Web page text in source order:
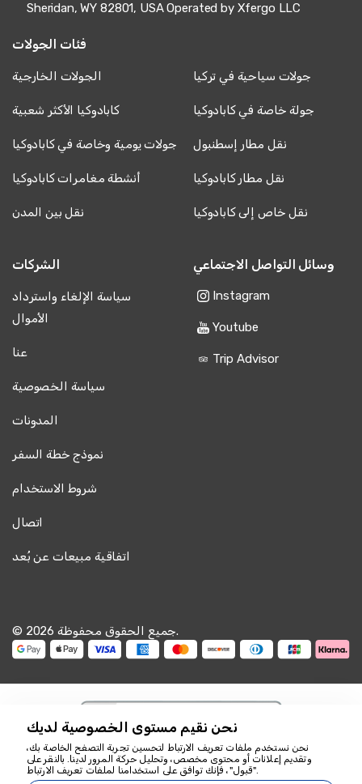
Sheridan, WY 82801, USA Operated by Xfergo LLC
فئات الجولات
الجولات الخارجية جولات سياحية في تركيا
كابادوكيا الأكثر شعبية جولة خاصة في كابادوكيا
جولات يومية وخاصة في كابادوكيا نقل مطار إسطنبول
أنشطة مغامرات كابادوكيا نقل مطار كابادوكيا
نقل بين المدن نقل خاص إلى كابادوكيا
الشركات
سياسة الإلغاء واسترداد
الأموال
عنا
سياسة الخصوصية
المدونات
نموذج خطة السفر
شروط الاستخدام
اتصال
اتفاقية مبيعات عن بُعد
وسائل التواصل الاجتماعي
Instagram
Youtube
Trip Advisor
© 2026 جميع الحقوق محفوظة.
18349
نحن نقيم مستوى الخصوصية لديك
نحن نستخدم ملفات تعريف الارتباط لتحسين تجربة التصفح الخاصة بك،
وتقديم إعلانات أو محتوى مخصص، وتحليل حركة المرور لدينا. بالنقر على
"قبول"، فإنك توافق على استخدامنا لملفات تعريف الارتباط.
نحن هنا للمساعدة